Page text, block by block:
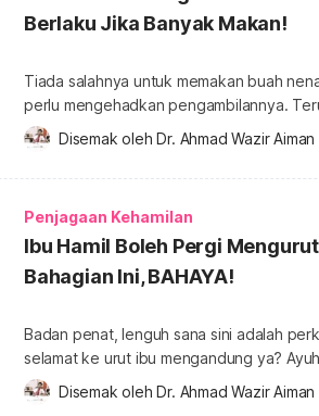
Berlaku Jika Banyak Makan!
Tiada salahnya untuk memakan buah
perlu mengehadkan pengambilannya.
ini untuk mengetahui mengenai tempoh gugur
mendapatkan lebih banyak info tentang
Pengambilan buah nanas Sebelum
memakan […]
Disemak oleh Dr. Ahmad Wazir Aiman
Penjagaan Kehamilan
Ibu Hamil Boleh Pergi
Bahagian Ini, BAHAYA!
Badan penat, lenguh sana sini adalah
selamat ke urut ibu mengandung ya?
mengetahui jawapannya. Untuk mendapatkan lebih banyak info tentang
Kehamilan, sila dapatkannya di sini.
Disemak oleh Dr. Ahmad Wazir Aiman